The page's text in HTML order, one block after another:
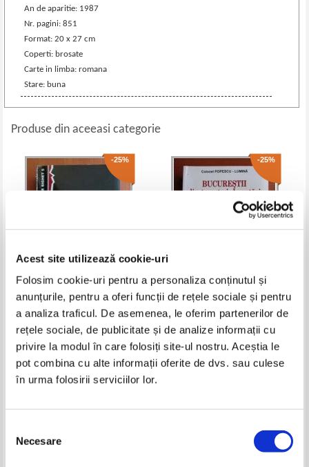
Acest site utilizează cookie-uri
Folosim cookie-uri pentru a personaliza conținutul și
anunțurile, pentru a oferi funcții de rețele sociale și pentru
a analiza traficul. De asemenea, le oferim partenerilor de
rețele sociale, de publicitate și de analize informații cu
privire la modul în care folosiți site-ul nostru. Aceștia le
pot combina cu alte informații oferite de dvs. sau culese
în urma folosirii serviciilor lor.
consimțământului
Necesare
An de aparitie: 1987
Nr. pagini: 851
Format: 20 x 27 cm
Coperti: brosate
Carte in limba: romana
Stare: buna
Produse din aceeasi categorie
-25%
Analele Sighet 5. Anul 1947.
Caderea cortinei
Pret:110,00Lei 82,50 Lei
Adaugă în coș
-25%
Popescu - Lumina - Bucurestii
din trecut si de astazi
Pret:82,00Lei 61,50 Lei
Adaugă în coș